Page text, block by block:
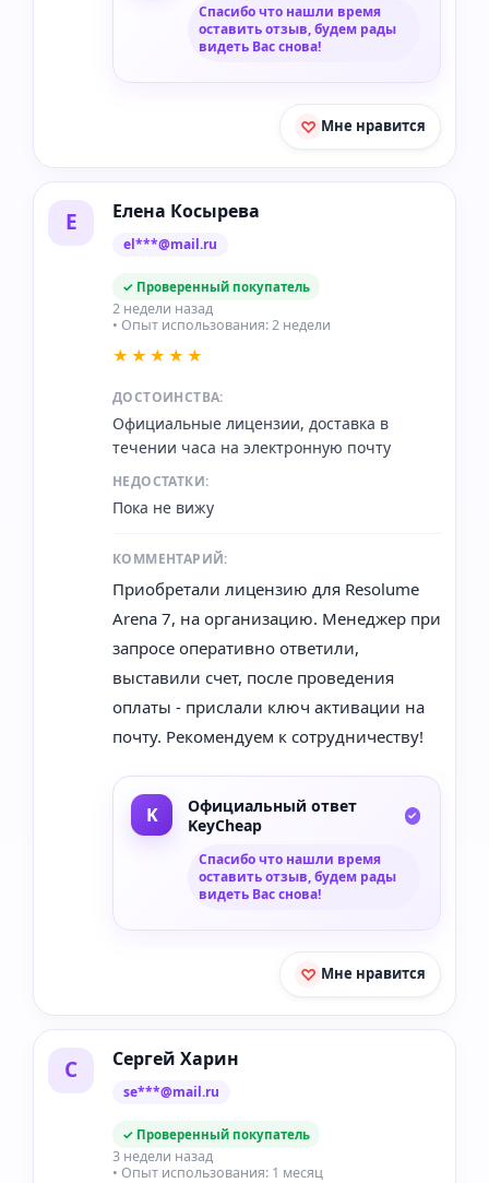
Спасибо что нашли время
оставить отзыв, будем рады
видеть Вас снова!
Мне нравится
Е Елена Косырева
el***@mail.ru
✓ Проверенный покупатель
2 недели назад
• Опыт использования: 2 недели
★★★★★
ДОСТОИНСТВА:
Официальные лицензии, доставка в
течении часа на электронную почту
НЕДОСТАТКИ:
Пока не вижу
КОММЕНТАРИЙ:
Приобретали лицензию для Resolume
Arena 7, на организацию. Менеджер при
запросе оперативно ответили,
выставили счет, после проведения
оплаты - прислали ключ активации на
почту. Рекомендуем к сотрудничеству!
Официальный ответ
KeyCheap
Спасибо что нашли время
оставить отзыв, будем рады
видеть Вас снова!
Мне нравится
С Сергей Харин
se***@mail.ru
✓ Проверенный покупатель
3 недели назад
• Опыт использования: 1 месяц